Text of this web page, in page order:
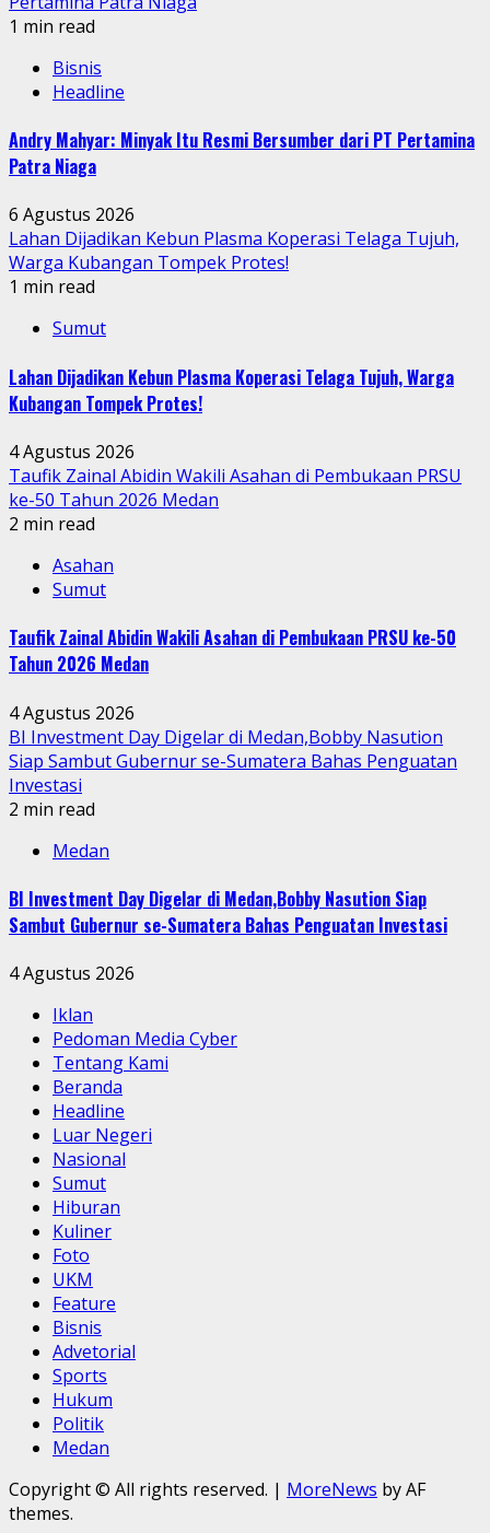
1 min read
Bisnis
Headline
Andry Mahyar: Minyak Itu Resmi Bersumber dari PT Pertamina
Patra Niaga
6 Agustus 2026
Lahan Dijadikan Kebun Plasma Koperasi Telaga Tujuh,
Warga Kubangan Tompek Protes!
1 min read
Sumut
Lahan Dijadikan Kebun Plasma Koperasi Telaga Tujuh, Warga
Kubangan Tompek Protes!
4 Agustus 2026
Taufik Zainal Abidin Wakili Asahan di Pembukaan PRSU
ke-50 Tahun 2026 Medan
2 min read
Asahan
Sumut
Taufik Zainal Abidin Wakili Asahan di Pembukaan PRSU ke-50
Tahun 2026 Medan
4 Agustus 2026
BI Investment Day Digelar di Medan,Bobby Nasution
Siap Sambut Gubernur se-Sumatera Bahas Penguatan
Investasi
2 min read
Medan
BI Investment Day Digelar di Medan,Bobby Nasution Siap
Sambut Gubernur se-Sumatera Bahas Penguatan Investasi
4 Agustus 2026
Iklan
Pedoman Media Cyber
Tentang Kami
Beranda
Headline
Luar Negeri
Nasional
Sumut
Hiburan
Kuliner
Foto
UKM
Feature
Bisnis
Advetorial
Sports
Hukum
Politik
Medan
Copyright © All rights reserved. | MoreNews by AF
themes.